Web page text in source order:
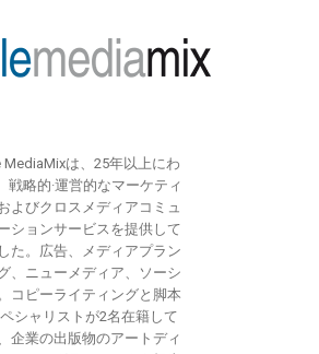
MediaMixは、25年以上にわ
戦略的·運営的なマーケティ
よびクロスメディアコミュ
ションサービスを提供して
た。広告、メディアプラン
、ニューメディア、ソーシ
コピーライティングと脚本
シャリストが2名在籍して
企業の出版物のアートディ